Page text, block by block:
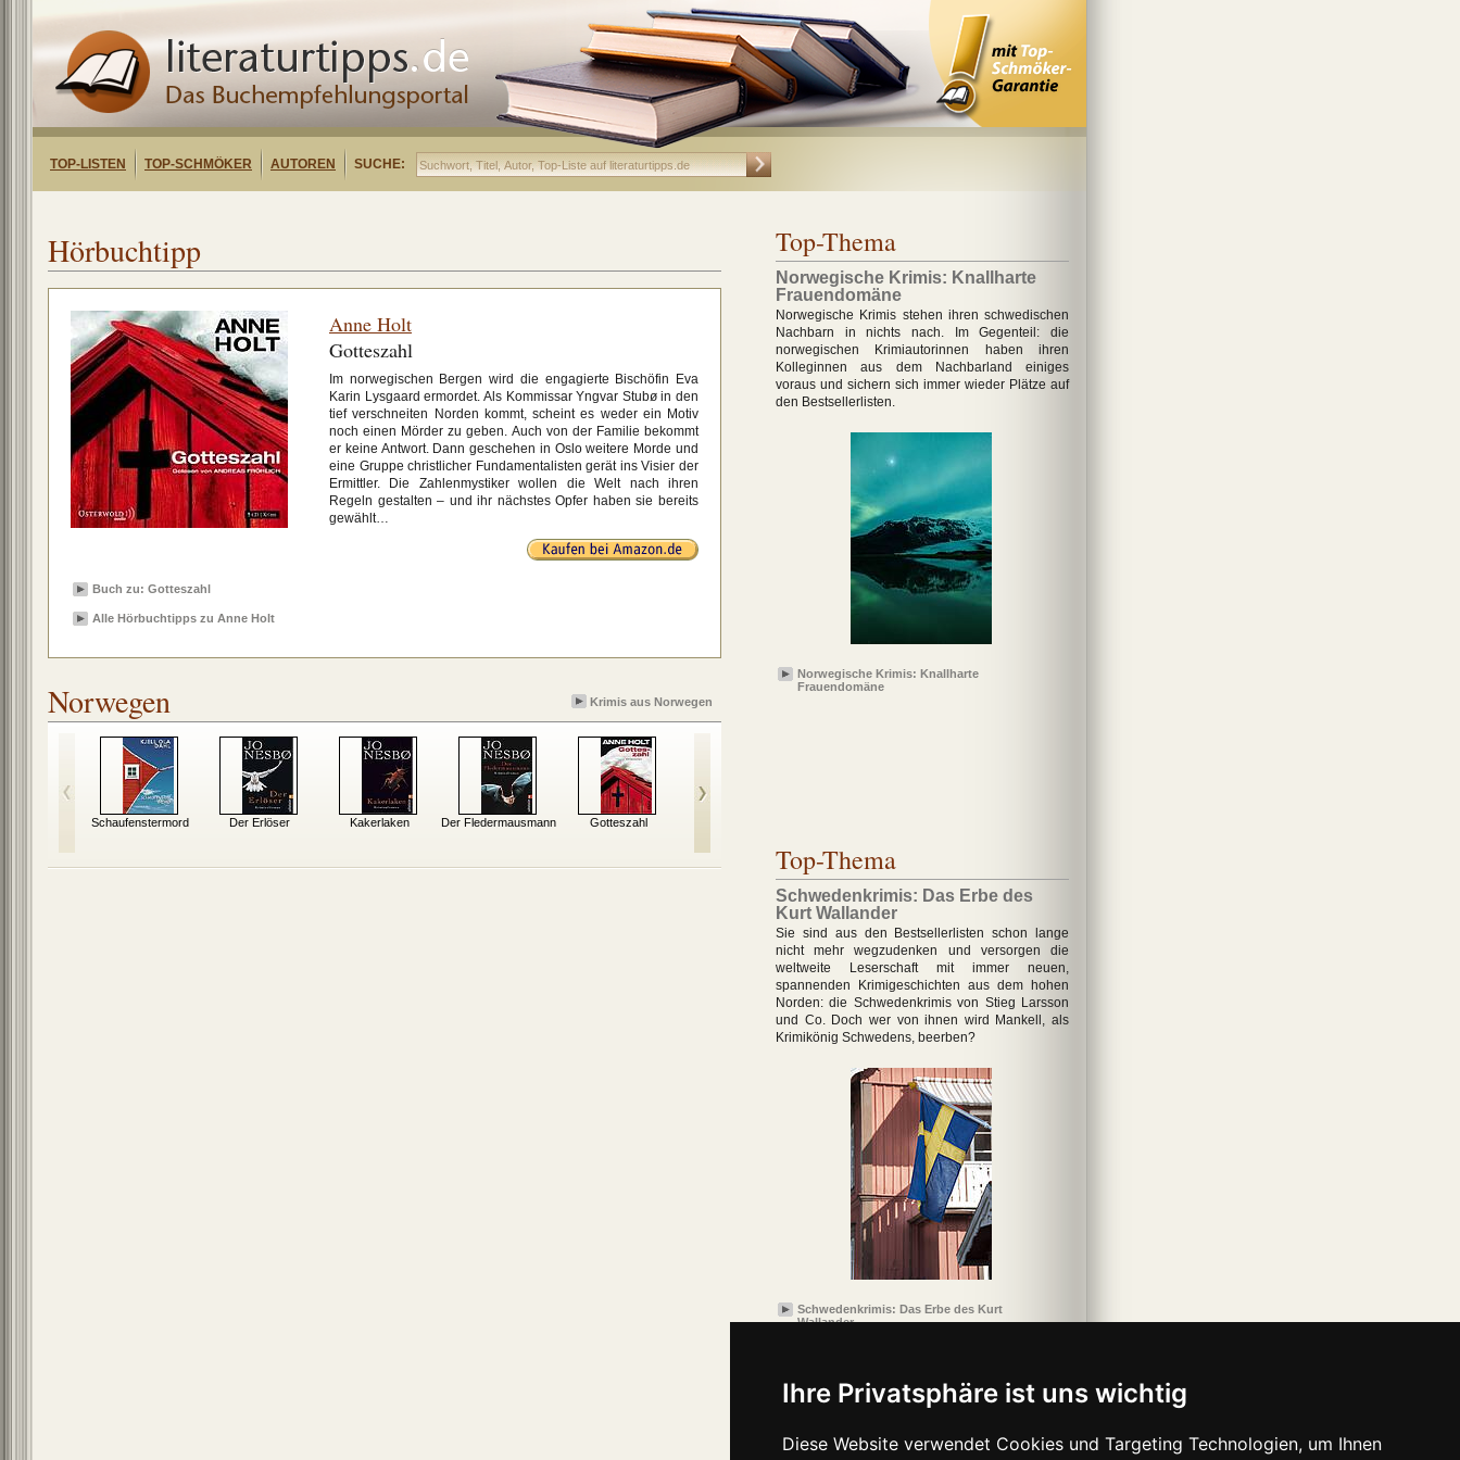
Ihre Privatsphäre ist uns wichtig
Diese Website verwendet Cookies und Targeting Technologien, um Ihnen
TOP-LISTEN TOP-SCHMÖKER AUTOREN SUCHE:
Hörbuchtipp
Anne Holt
Gotteszahl
Im norwegischen Bergen wird die engagierte Bischöfin Eva
Karin Lysgaard ermordet. Als Kommissar Yngvar Stubø in den
tief verschneiten Norden kommt, scheint es weder ein Motiv
noch einen Mörder zu geben. Auch von der Familie bekommt
er keine Antwort. Dann geschehen in Oslo weitere Morde und
eine Gruppe christlicher Fundamentalisten gerät ins Visier der
Ermittler. Die Zahlenmystiker wollen die Welt nach ihren
Regeln gestalten – und ihr nächstes Opfer haben sie bereits
gewählt…
Buch zu: Gotteszahl
Alle Hörbuchtipps zu Anne Holt
Norwegen Krimis aus Norwegen
Schaufenstermord Der Erlöser Kakerlaken Der Fledermausmann Gotteszahl
Top-Thema
Norwegische Krimis: Knallharte
Frauendomäne
Norwegische Krimis stehen ihren schwedischen
Nachbarn in nichts nach. Im Gegenteil: die
norwegischen Krimiautorinnen haben ihren
Kolleginnen aus dem Nachbarland einiges
voraus und sichern sich immer wieder Plätze auf
den Bestsellerlisten.
Norwegische Krimis: Knallharte
Frauendomäne
Top-Thema
Schwedenkrimis: Das Erbe des
Kurt Wallander
Sie sind aus den Bestsellerlisten schon lange
nicht mehr wegzudenken und versorgen die
weltweite Leserschaft mit immer neuen,
spannenden Krimigeschichten aus dem hohen
Norden: die Schwedenkrimis von Stieg Larsson
und Co. Doch wer von ihnen wird Mankell, als
Krimikönig Schwedens, beerben?
Schwedenkrimis: Das Erbe des Kurt
Wallander